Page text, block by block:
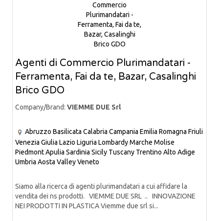
Agenti di Commercio Plurimandatari -
Ferramenta, Fai da te, Bazar, Casalinghi
Brico GDO
Company/Brand: VIEMME DUE Srl
Abruzzo Basilicata Calabria Campania Emilia Romagna Friuli
Venezia Giulia Lazio Liguria LombardyMarche Molise
PiedmontApulia Sardinia Sicily Tuscany Trentino Alto Adige
Umbria Aosta ValleyVeneto
Siamo alla ricerca di agenti plurimandatari a cui affidare la
vendita dei ns prodotti. VIEMME DUE SRL .. INNOVAZIONE
NEI PRODOTTI IN PLASTICA Viemme due srl si...